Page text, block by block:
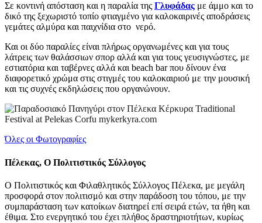
Σε κοντινή απόσταση και η παραλία της Γλυφάδας με άμμο και το
δικό της ξεχωριστό τοπίο φτιαγμένο για καλοκαιρινές αποδράσεις
γεμάτες αλμύρα και παιχνίδια στο νερό.
Και οι δύο παραλίες είναι πλήρως οργανωμένες και για τους
λάτρεις των θαλάσσιων σπορ αλλά και για τους γευσιγνώστες, με
εστιατόρια και ταβέρνες αλλά και beach bar που δίνουν ένα
διαφορετικό χρώμα στις στιγμές του καλοκαιριού με την μουσική
και τις συχνές εκδηλώσεις που οργανώνουν.
Όλες οι Φωτογραφίες
Πέλεκας, Ο Πολιτιστικός Σύλλογος
Ο Πολιτιστικός και Φιλαθλητικός Σύλλογος Πέλεκα, με μεγάλη
προσφορά στον πολιτισμό και στην παράδοση του τόπου, με την
συμπαράσταση των κατοίκων διατηρεί επί σειρά ετών, τα ήθη και
έθιμα. Στο ενεργητικό του έχει πλήθος δραστηριοτήτων, κυρίως